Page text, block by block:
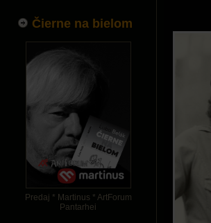
Čierne na bielom
Predaj * Martinus * ArtForum
Pantarhei